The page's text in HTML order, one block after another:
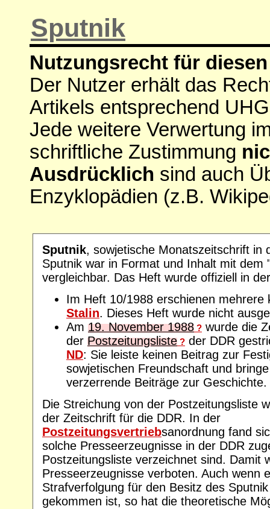
Sputnik
Nutzungsrecht für
Der Nutzer erhält das
Artikels entsprechend
Jede weitere Verwertung
schriftliche Zustimmung
Ausdrücklich sind auch
Enzyklopädien (z.B.
Sputnik, sowjetische Monatszeitschrift in
Sputnik war in Format und Inhalt mit dem
vergleichbar. Das Heft wurde offiziell in
Im Heft 10/1988 erschienen mehrere
Stalin. Dieses Heft wurde nicht
Am 19. November 1988 ? wurde die
der Postzeitungsliste ? der DDR
ND: Sie leiste keinen Beitrag zur
sowjetischen Freundschaft und
verzerrende Beiträge zur Geschichte.
Die Streichung von der Postzeitungsliste
der Zeitschrift für die DDR. In der
Postzeitungsvertriebsanordnung fand
solche Presseerzeugnisse in der DDR
Postzeitungsliste verzeichnet sind. Damit
Presseerzeugnisse verboten. Auch wenn
Strafverfolgung für den Besitz des
gekommen ist, so hat die theoretische